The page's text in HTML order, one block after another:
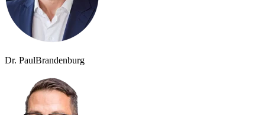
Dr. PaulBrandenburg